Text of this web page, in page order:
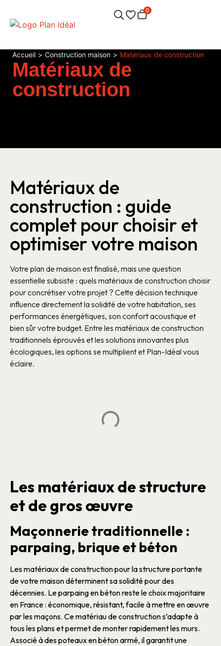
0
Accueil > Construction maison > Matériaux de construction
Matériaux de
construction
Matériaux de
construction : guide
complet pour choisir et
optimiser votre maison
Votre plan de maison est finalisé, mais une question
essentielle subsiste : quels matériaux de construction choisir
pour concrétiser votre projet ? Cette décision technique
influence directement la solidité de votre habitation, ses
performances énergétiques, son confort acoustique et
bien sûr votre budget. Entre les matériaux de construction
traditionnels éprouvés et les solutions innovantes plus
écologiques, les options se multiplient et Plan-Idéal vous
éclaire.
Les matériaux de structure
et de gros œuvre
Maçonnerie traditionnelle :
parpaing, brique et béton
Lesmatériaux de constructionpour lastructureportante
de votremaisondéterminent sa solidité pour des
décennies. Leparpaingenbétonreste le choix majoritaire
en France : économique, résistant, facile à mettre en œuvre
par lesmaçons. Cematériau de constructions’adapte à
tous lesplanset permet de monter rapidement lesmurs.
Associé à des poteaux enbéton armé, il garantit une